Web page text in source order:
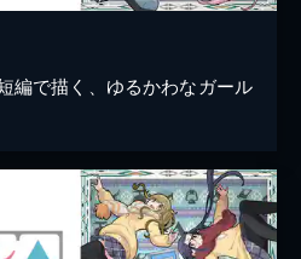
編で描く、ゆるかわなガール